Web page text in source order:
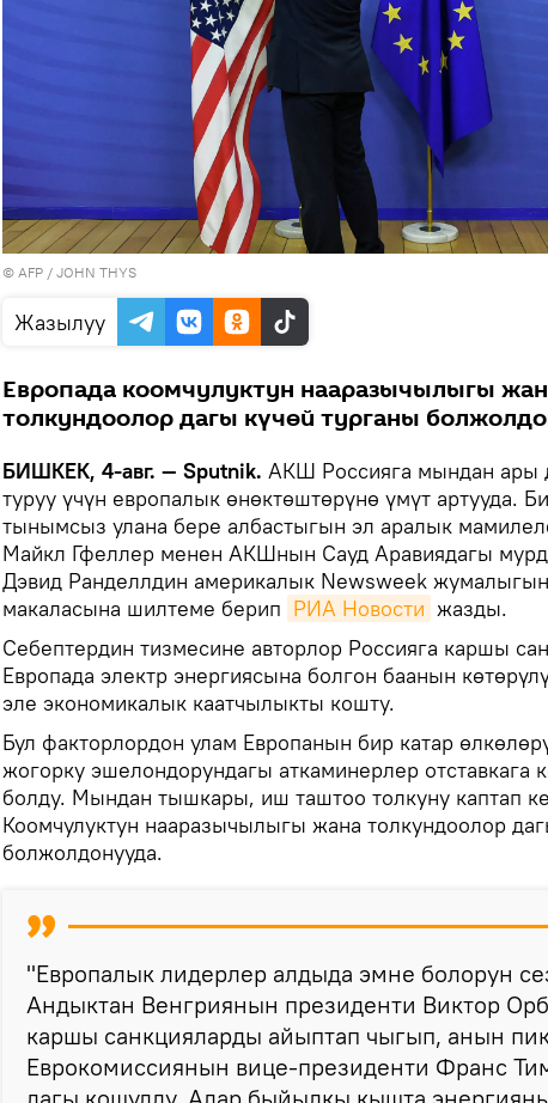
© AFP / JOHN THYS
Жазылуу
Европада коомчулуктун нааразычылыгы
толкундоолор дагы күчөй турганы
БИШКЕК, 4-авг. — Sputnik. АКШ Россияга мындан ары
туруу үчүн европалык өнөктөштөрүнө үмүт артууда.
тынымсыз улана бере албастыгын эл аралык
Майкл Гфеллер менен АКШнын Сауд Аравиядагы
Дэвид Ранделлдин америкалык Newsweek
макаласына шилтеме берип РИА Новости жазды.
Себептердин тизмесине авторлор Россияга каршы
Европада электр энергиясына болгон баанын
эле экономикалык каатчылыкты кошту.
Бул факторлордон улам Европанын бир катар
жогорку эшелондорундагы аткаминерлер отставкага
болду. Мындан тышкары, иш таштоо толкуну каптап
Коомчулуктун нааразычылыгы жана толкундоолор
болжолдонууда.
"Европалык лидерлер алдыда эмне болорун
Андыктан Венгриянын президенти Виктор
каршы санкцияларды айыптап чыгып, анын
Еврокомиссиянын вице-президенти Франс
дагы кошулду. Алар быйылкы кышта